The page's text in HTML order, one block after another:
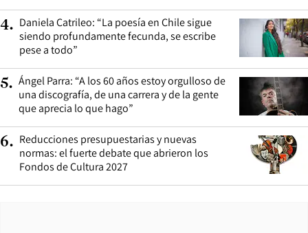
4. Daniela Catrileo: “La poesía en Chile sigue
siendo profundamente fecunda, se escribe
pese a todo”
5. Ángel Parra: “A los 60 años estoy orgulloso de
una discografía, de una carrera y de la gente
que aprecia lo que hago”
6. Reducciones presupuestarias y nuevas
normas: el fuerte debate que abrieron los
Fondos de Cultura 2027